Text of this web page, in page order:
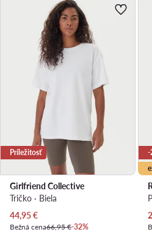
Príležitosť
Girlfriend Collective
Tričko · Biela
Aktuálna cena
44,95€
Bežná cena66,95 €-32%
-